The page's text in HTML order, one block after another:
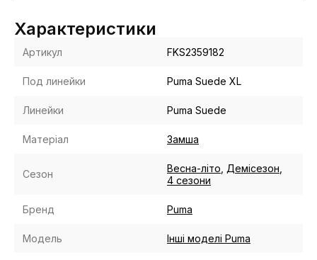
Характеристики
Артикул FKS2359182
Под линейки Puma Suede XL
Линейки Puma Suede
Матеріал Замша
Сезон Весна-літо Демісезон
4 сезони
Бренд Puma
Модель Інші моделі Puma